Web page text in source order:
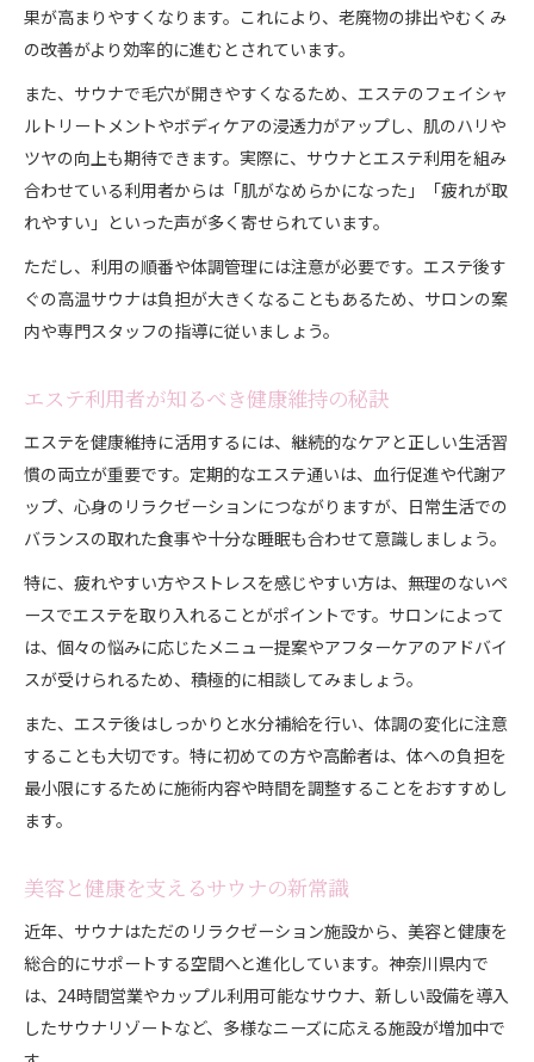
果が高まりやすくなります。これにより、老廃物の排出やむくみ
の改善がより効率的に進むとされています。
また、サウナで毛穴が開きやすくなるため、エステのフェイシャ
ルトリートメントやボディケアの浸透力がアップし、肌のハリや
ツヤの向上も期待できます。実際に、サウナとエステ利用を組み
合わせている利用者からは「肌がなめらかになった」「疲れが取
れやすい」といった声が多く寄せられています。
ただし、利用の順番や体調管理には注意が必要です。エステ後す
ぐの高温サウナは負担が大きくなることもあるため、サロンの案
内や専門スタッフの指導に従いましょう。
エステ利用者が知るべき健康維持の秘訣
エステを健康維持に活用するには、継続的なケアと正しい生活習
慣の両立が重要です。定期的なエステ通いは、血行促進や代謝ア
ップ、心身のリラクゼーションにつながりますが、日常生活での
バランスの取れた食事や十分な睡眠も合わせて意識しましょう。
特に、疲れやすい方やストレスを感じやすい方は、無理のないペ
ースでエステを取り入れることがポイントです。サロンによって
は、個々の悩みに応じたメニュー提案やアフターケアのアドバイ
スが受けられるため、積極的に相談してみましょう。
また、エステ後はしっかりと水分補給を行い、体調の変化に注意
することも大切です。特に初めての方や高齢者は、体への負担を
最小限にするために施術内容や時間を調整することをおすすめし
ます。
美容と健康を支えるサウナの新常識
近年、サウナはただのリラクゼーション施設から、美容と健康を
総合的にサポートする空間へと進化しています。神奈川県内で
は、24時間営業やカップル利用可能なサウナ、新しい設備を導入
したサウナリゾートなど、多様なニーズに応える施設が増加中で